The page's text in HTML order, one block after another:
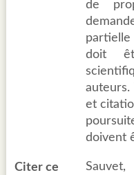
de
doit
auteurs.
et
doivent
Citer ce
Sauvet,